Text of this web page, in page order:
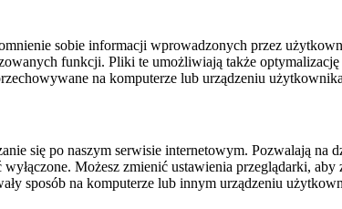
sobie informacji wprowadzonych przez
funkcji. Pliki te umożliwiają także
na komputerze lub urządzeniu
się po naszym serwisie internetowym. Pozwalają na
Możesz zmienić ustawienia przeglądarki,
sposób na komputerze lub innym urządzeniu